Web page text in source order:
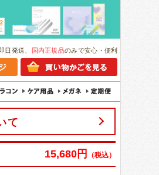
日発送、 国内正規品のみで安心・便利
て
15,680円 （税込）